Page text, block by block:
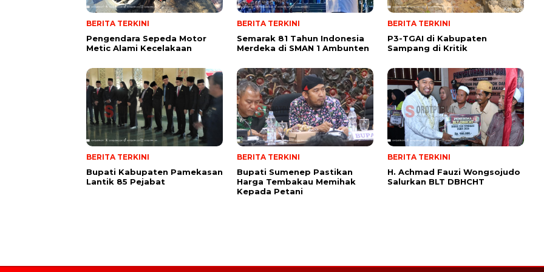
BERITA TERKINI
Pengendara Sepeda Motor
Metic Alami Kecelakaan
BERITA TERKINI
Semarak 81 Tahun Indonesia
Merdeka di SMAN 1 Ambunten
BERITA TERKINI
P3-TGAI di Kabupaten
Sampang di Kritik
BERITA TERKINI
Bupati Kabupaten Pamekasan
Lantik 85 Pejabat
BERITA TERKINI
Bupati Sumenep Pastikan
Harga Tembakau Memihak
Kepada Petani
BERITA TERKINI
H. Achmad Fauzi Wongsojudo
Salurkan BLT DBHCHT